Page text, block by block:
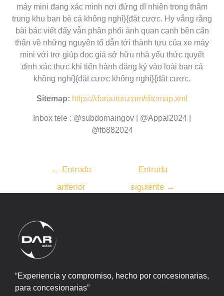
máy mini đang xác minh nơi đứng dĩ nhiên trong thâm
trung khu bạn bè cá không nghỉ}{đặt cược. Hy vẳng rằng
bài bác viết đấy vẫn phân phối ánh quan cạnh bên cẩn
thận về những nguyên tố dẫn tới thành tựu của xe máy
mini với trợ giúp đọc giả sở hữu nhà yếu thức quyết
định xác thực khi tiến hành đăng ký vào loài bạn cá
không nghỉ}{đặt cược không nghỉ}{đặt cược.
Sitemap: https://darautos.com/sitemap.xml
Inbox tele : @subdomaingov | @Appal2024 |
@fb882024
← Entrada
anterior
Entrada
siguiente →
“Experiencia y compromiso, hecho por concesionarias,
para concesionarias”